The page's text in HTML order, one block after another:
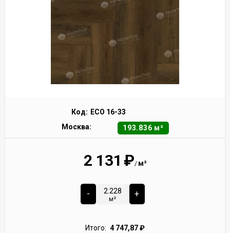
Код: ECO 16-33
Москва:
193.836 м²
2 131 ₽/ м²
-
м²
+
Итого: 4 747,87₽